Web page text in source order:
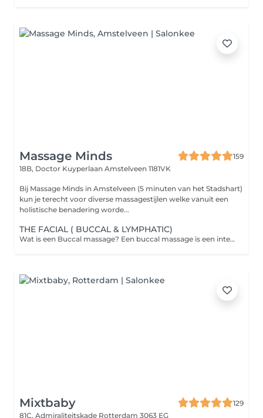
Massage Minds
159
18B, Doctor Kuyperlaan Amstelveen 1181VK
Bij Massage Minds in Amstelveen (5 minuten van het Stadshart)
kun je terecht voor diverse massagestijlen welke vanuit een
holistische benadering worde...
THE FACIAL ( BUCCAL & LYMPHATIC)
Wat is een Buccal massage? Een buccal massage is een intensieve gezichtsmassage waarbij de wangen, de kaaklijn en de mondspieren zowel van buitenaf als via de binnenkant van de mond worden gemasseerd. De therapeut werkt op deze manier in op de diepere lagen van de gezichtsspieren. Dit bevordert een gezonde doorbloeding en lymfedrainage, en helpt bij het verminderen van onder andere kaakspanning. Deze behandeling richt zich op het loslaten van emotionele stress die zich in de gezichtsspieren kan vastzetten, wat resulteert in een diepe ontspanning. De behandeling wordt uitgevoerd met handschoenen voor optimale hygiëne en met zorgvuldig afgestemde gezichtsoliën. Geef eventuele allergieën a.u.b. door bij de reservering.
Mixtbaby
129
81C, Admiraliteitskade Rotterdam 3063 EG